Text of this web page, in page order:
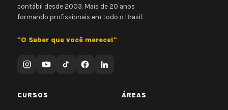
contábil desde 2003. Mais de 20 anos
formando profissionais em todo o Brasil.
"O Saber que você merece!"
CURSOS ÁREAS